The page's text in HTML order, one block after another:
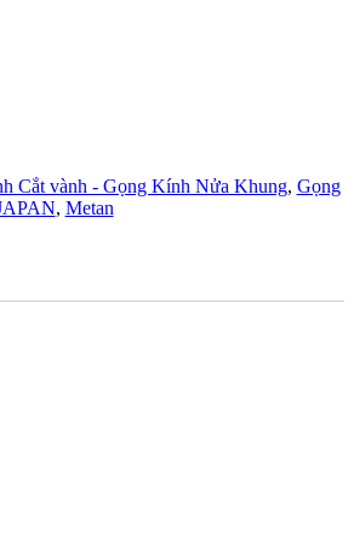
Cắt vành - Gọng Kính Nửa Khung, Gọng
, Metan